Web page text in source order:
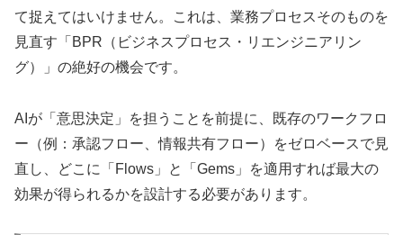
て捉えてはいけません。これは、業務プロセスそのものを
見直す「BPR（ビジネスプロセス・リエンジニアリン
グ）」の絶好の機会です。
AIが「意思決定」を担うことを前提に、既存のワークフロ
ー（例：承認フロー、情報共有フロー）をゼロベースで見
直し、どこに「Flows」と「Gems」を適用すれば最大の
効果が得られるかを設計する必要があります。